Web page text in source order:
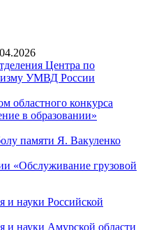
Центра по
УМВД России
областного конкурса
в образовании»
памяти Я. Вакуленко
«Обслуживание грузовой
и науки Российской
и науки Амурской области